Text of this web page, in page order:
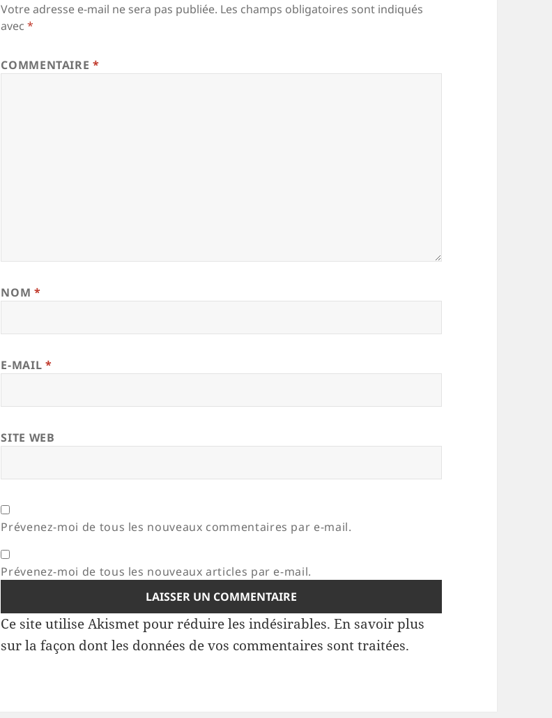
Votre adresse e-mail ne sera pas publiée. Les champs obligatoires sont indiqués
avec*
COMMENTAIRE*
NOM *
E-MAIL *
SITE WEB
Prévenez-moi de tous les nouveaux commentaires par e-mail.
Prévenez-moi de tous les nouveaux articles par e-mail.
Ce site utilise Akismet pour réduire les indésirables.En savoir plus
sur la façon dont les données de vos commentaires sont traitées.